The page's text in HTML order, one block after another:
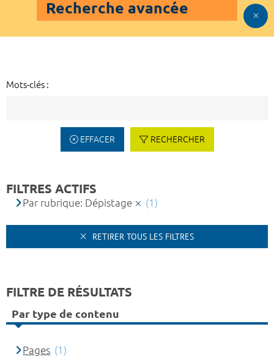
Recherche avancée
Mots-clés :
EFFACER RECHERCHER
FILTRES ACTIFS
Par rubrique: Dépistage (1)
RETIRER TOUS LES FILTRES
FILTRE DE RÉSULTATS
Par type de contenu
Pages (1)